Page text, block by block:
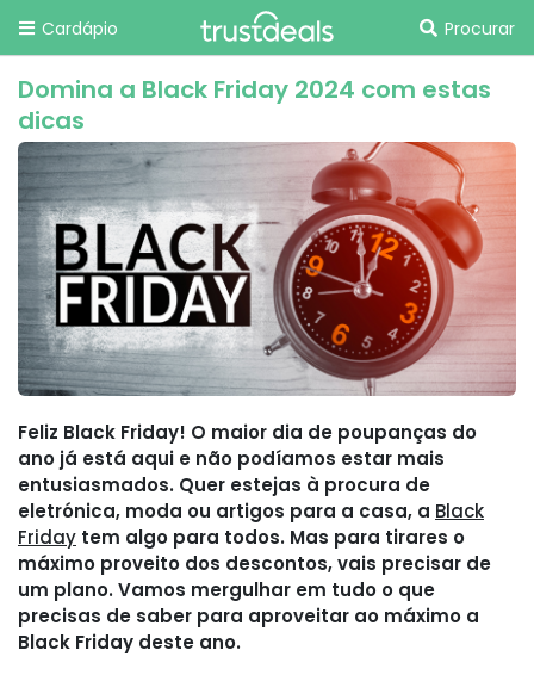
Cardápio Procurar
Domina a Black Friday 2024 com estas
dicas
Feliz Black Friday! O maior dia de poupanças do
ano já está aqui e não podíamos estar mais
entusiasmados. Quer estejas à procura de
eletrónica, moda ou artigos para a casa, a Black
Friday tem algo para todos. Mas para tirares o
máximo proveito dos descontos, vais precisar de
um plano. Vamos mergulhar em tudo o que
precisas de saber para aproveitar ao máximo a
Black Friday deste ano.